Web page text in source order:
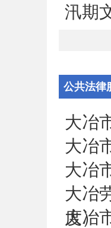
汛期
公共法律
大冶
大冶
大冶
大冶
度）
大冶